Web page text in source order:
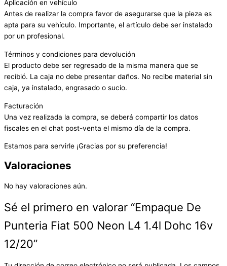
Aplicación en vehículo
Antes de realizar la compra favor de asegurarse que la pieza es
apta para su vehículo. Importante, el artículo debe ser instalado
por un profesional.
Términos y condiciones para devolución
El producto debe ser regresado de la misma manera que se
recibió. La caja no debe presentar daños. No recibe material sin
caja, ya instalado, engrasado o sucio.
Facturación
Una vez realizada la compra, se deberá compartir los datos
fiscales en el chat post-venta el mismo día de la compra.
Estamos para servirle ¡Gracias por su preferencia!
Valoraciones
No hay valoraciones aún.
Sé el primero en valorar “Empaque De
Punteria Fiat 500 Neon L4 1.4l Dohc 16v
12/20”